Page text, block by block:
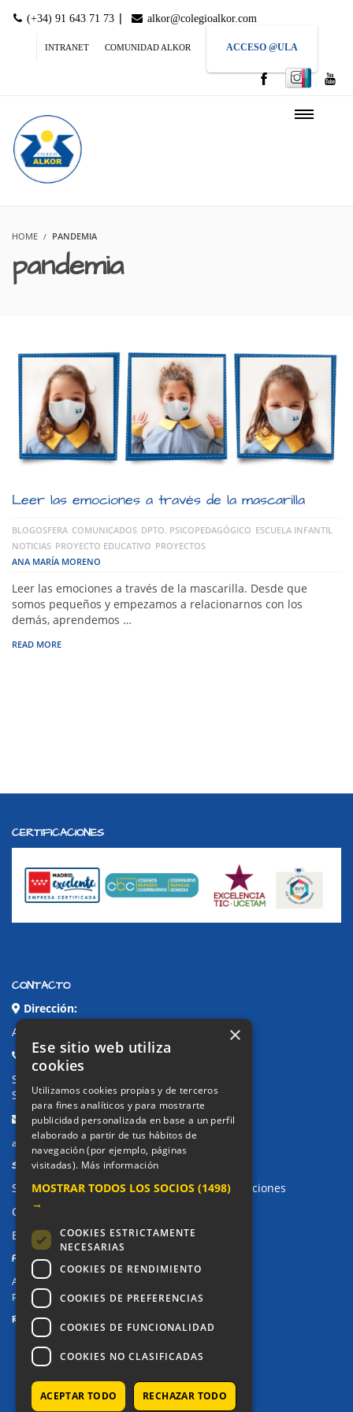
(+34) 91 643 71 73 | alkor@colegioalkor.com
INTRANET COMUNIDAD ALKOR ACCESO @ULA
HOME PANDEMIA
pandemia
Leer las emociones a través de la mascarilla
BLOGOSFERA COMUNICADOS DPTO. PSICOPEDAGÓGICO ESCUELA INFANTIL
NOTICIAS PROYECTO EDUCATIVO PROYECTOS
ANA MARÍA MORENO
Leer las emociones a través de la mascarilla. Desde que
somos pequeños y empezamos a relacionarnos con los
demás, aprendemos …
READ MORE
CERTIFICACIONES
CONTACTO
Dirección:
Avda. de Pablo Iglesias, 4. Alcorcón
Teléfonos:
Secretaría Ppal:
Secretaría Infantil:91 643 61 33
Email:
alkor@colegioalkor.com
SUGERENCIAS Y CANAL DE DENUNCIAS
Sugerencias, Quejas, Reclamaciones y Felicitaciones
Canal de denuncias
Buzón denuncia drogas CM
PRIVACIDAD
Aviso legal / Política de privacidad
Política de Cookies
REDES SOCIALES
×
Ese sitio web utiliza
cookies
Utilizamos cookies propias y de terceros
para fines analíticos y para mostrarte
publicidad personalizada en base a un perfil
elaborado a partir de tus hábitos de
navegación (por ejemplo, páginas
visitadas). Más información
MOSTRAR TODOS LOS SOCIOS (1498)
→
COOKIES ESTRICTAMENTE
NECESARIAS
COOKIES DE RENDIMIENTO
COOKIES DE PREFERENCIAS
COOKIES DE FUNCIONALIDAD
COOKIES NO CLASIFICADAS
ACEPTAR TODO RECHAZAR TODO